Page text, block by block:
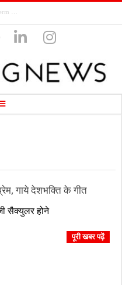
गाये देशभक्ति के गीत
सैक्युलर होने
पूरी खबर पढ़ें